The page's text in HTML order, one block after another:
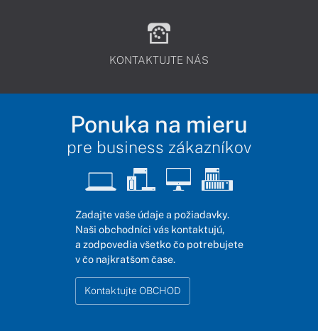
KONTAKTUJTE NÁS
Ponuka na mieru
pre business zákazníkov
Zadajte vaše údaje a požiadavky.
Naši obchodníci vás kontaktujú,
a zodpovedia všetko čo potrebujete
v čo najkratšom čase.
Kontaktujte OBCHOD